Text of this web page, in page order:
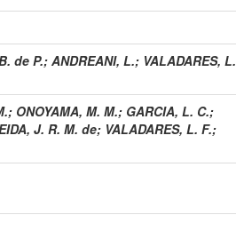
de P.; ANDREANI, L.; VALADARES, L.
; ONOYAMA, M. M.; GARCIA, L. C.;
J. R. M. de; VALADARES, L. F.;